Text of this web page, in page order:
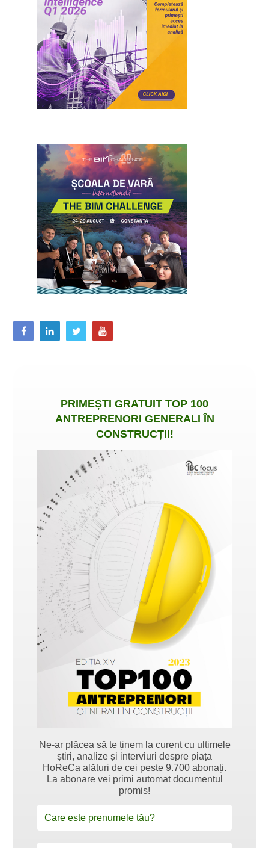
PRIMEȘTI GRATUIT TOP 100
ANTREPRENORI GENERALI ÎN
CONSTRUCȚII!
Ne-ar plăcea să te ținem la curent cu ultimele
știri, analize și interviuri despre piața
HoReCa alături de cei peste 9.700 abonați.
La abonare vei primi automat documentul
promis!